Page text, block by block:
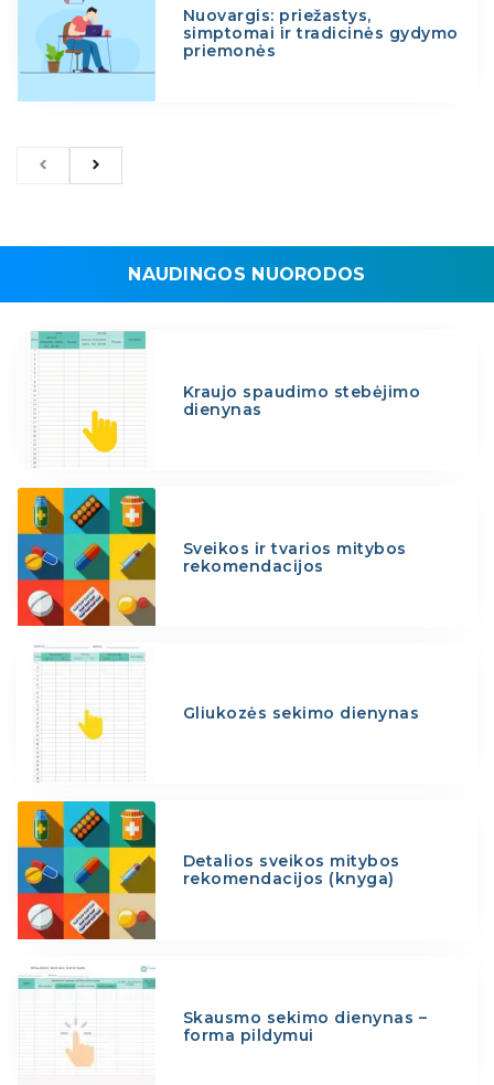
Nuovargis: priežastys,
simptomai ir tradicinės gydymo
priemonės
NAUDINGOS NUORODOS
Kraujo spaudimo stebėjimo
dienynas
Sveikos ir tvarios mitybos
rekomendacijos
Gliukozės sekimo dienynas
Detalios sveikos mitybos
rekomendacijos (knyga)
Skausmo sekimo dienynas –
forma pildymui